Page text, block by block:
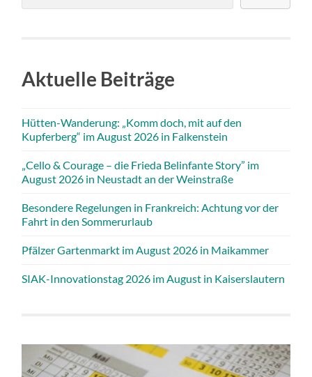
Aktuelle Beiträge
Hütten-Wanderung: „Komm doch, mit auf den
Kupferberg“ im August 2026 in Falkenstein
„Cello & Courage – die Frieda Belinfante Story” im
August 2026 in Neustadt an der Weinstraße
Besondere Regelungen in Frankreich: Achtung vor der
Fahrt in den Sommerurlaub
Pfälzer Gartenmarkt im August 2026 in Maikammer
SIAK-Innovationstag 2026 im August in Kaiserslautern